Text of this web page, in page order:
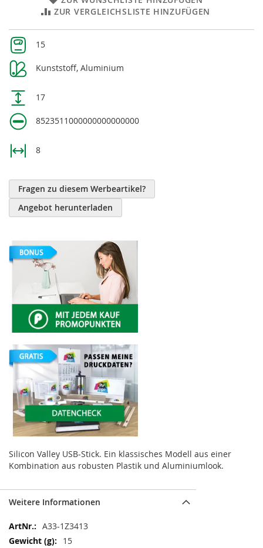
ZUR VERGLEICHSLISTE HINZUFÜGEN
Weitere
Informationen
15
Kunststoff, Aluminium
17
8523511000000000000000
8
Fragen zu diesem Werbeartikel?
Angebot herunterladen
Silicon Valley USB-Stick. Ein klassisches Modell aus einer
Kombination aus robusten Plastik und Aluminiumlook.
Weitere Informationen
Weitere
Informationen
A33-1Z3413
15